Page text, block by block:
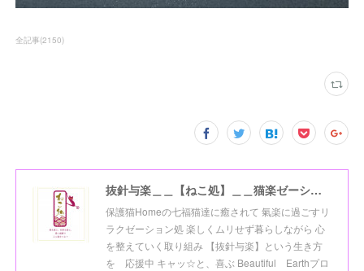
全記事(2150)
抜針与楽＿＿【ねこ処】＿＿猫楽ゼーションHome☆
保護猫Homeの七福猫達に癒されて 氣楽に過ごすリ
ラクゼーション処 楽しくムリせず暮らしながら 心
を整えていく取り組み 【抜針与楽】という生き方
を 応援中 キャッ☆と、喜ぶ Beautiful Earthプロ